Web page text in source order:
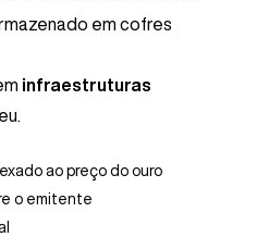
em cofres
infraestruturas
ao preço do ouro
o emitente